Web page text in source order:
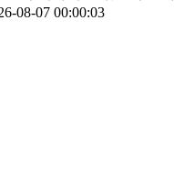
08-07 00:00:03